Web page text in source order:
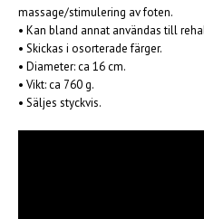
massage/stimulering av foten.
• Kan bland annat användas till
• Skickas i osorterade färger.
• Diameter: ca 16 cm.
• Vikt: ca 760 g.
• Säljes styckvis.